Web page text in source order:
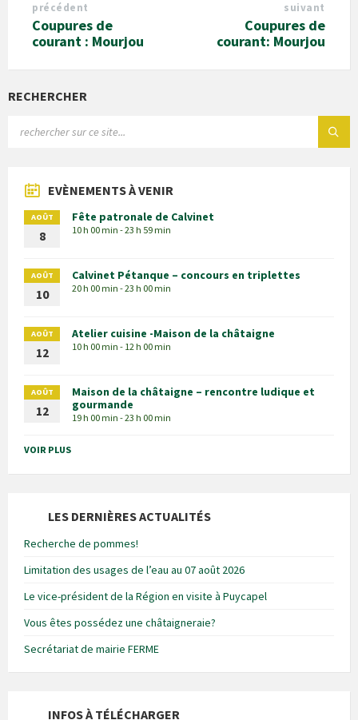
précédent
Coupures de
courant : Mourjou
suivant
Coupures de
courant: Mourjou
RECHERCHER
EVÈNEMENTS À VENIR
AOÛT
8
Fête patronale de Calvinet
10 h 00 min - 23 h 59 min
AOÛT
10
Calvinet Pétanque – concours en triplettes
20 h 00 min - 23 h 00 min
AOÛT
12
Atelier cuisine -Maison de la châtaigne
10 h 00 min - 12 h 00 min
AOÛT
12
Maison de la châtaigne – rencontre ludique et
gourmande
19 h 00 min - 23 h 00 min
VOIR PLUS
LES DERNIÈRES ACTUALITÉS
Recherche de pommes!
Limitation des usages de l’eau au 07 août 2026
Le vice-président de la Région en visite à Puycapel
Vous êtes possédez une châtaigneraie?
Secrétariat de mairie FERME
INFOS À TÉLÉCHARGER